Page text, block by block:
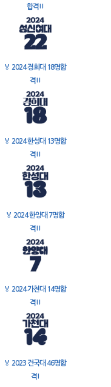
합격!!
🏅 2024 경희대 18명합
격!!
🏅 2024 한성대 13명합
격!!
🏅 2024 한양대 7명합
격!!
🏅 2024 가천대 14명합
격!!
🏅 2023 건국대 46명합
격!